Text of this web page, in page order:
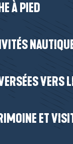
À PIED
VERS
ET